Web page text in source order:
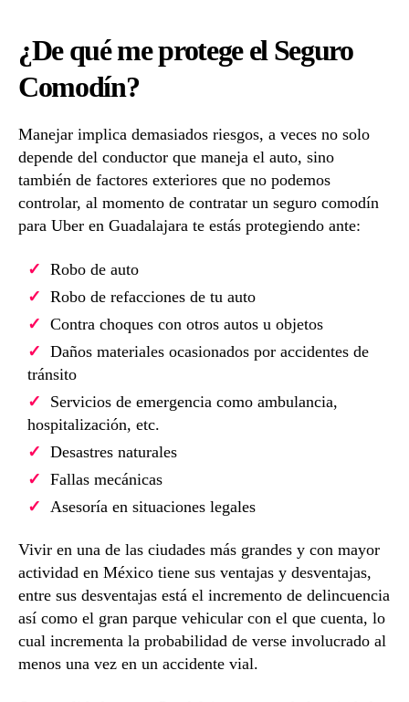
¿De qué me protege el Seguro
Comodín?
Manejar implica demasiados riesgos, a veces no solo
depende del conductor que maneja el auto, sino
también de factores exteriores que no podemos
controlar, al momento de contratar un seguro comodín
para Uber en Guadalajara te estás protegiendo ante:
Robo de auto
Robo de refacciones de tu auto
Contra choques con otros autos u objetos
Daños materiales ocasionados por accidentes de
tránsito
Servicios de emergencia como ambulancia,
hospitalización, etc.
Desastres naturales
Fallas mecánicas
Asesoría en situaciones legales
Vivir en una de las ciudades más grandes y con mayor
actividad en México tiene sus ventajas y desventajas,
entre sus desventajas está el incremento de delincuencia
así como el gran parque vehicular con el que cuenta, lo
cual incrementa la probabilidad de verse involucrado al
menos una vez en un accidente vial.